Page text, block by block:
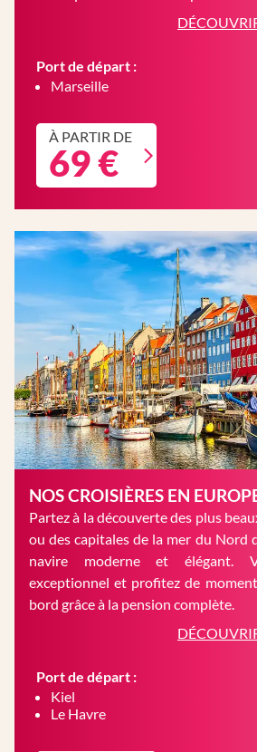
Port de départ :
Marseille
À PARTIR DE
69 €
NOS CROISIÈRES EN
Partez à la découverte des plus
ou des capitales de la mer du Nord
navire moderne et élégant.
exceptionnel et profitez de
bord grâce à la pension complète.
Port de départ :
Kiel
Le Havre